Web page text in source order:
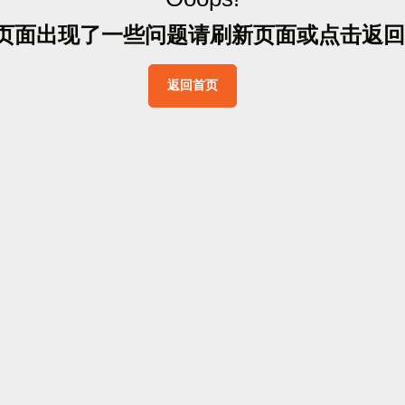
面出现了一些问题请刷新页面或点击返 回
返回首页